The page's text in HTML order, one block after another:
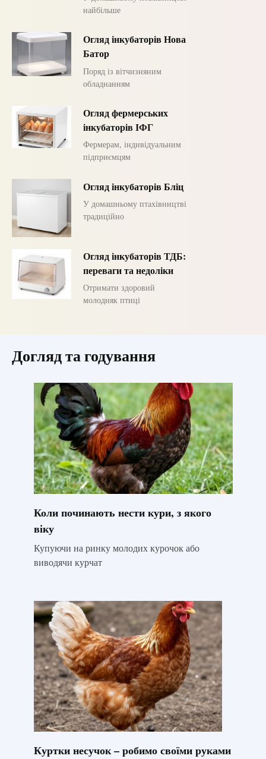
найбільше
Огляд інкубаторів Нова
Батор
Поряд із вітчизняним
обладнанням
Огляд фермерських
інкубаторів ІФГ
Фермерам, індивідуальним
підприємцям
Огляд інкубаторів Бліц
У домашньому птахівництві
традиційно
Огляд інкубаторів ТДБ:
переваги та недоліки
Отримати здоровий
молодняк птиці
Догляд та годування
Коли починають нести кури, з якого
віку
Купуючи на ринку молодих курочок або
виводячи курчат
Куртки несучок – робимо своїми руками